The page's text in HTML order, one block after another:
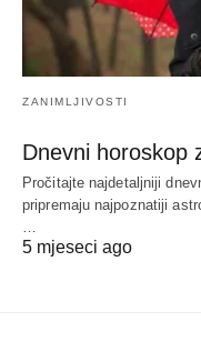
ZANIMLJIVOSTI
Dnevni horoskop
Pročitajte najdetaljniji
pripremaju najpoznatiji
5 mjeseci ago